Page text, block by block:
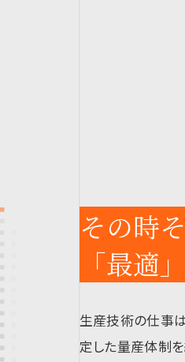
その時
「最適
生産技術の仕事
定した量産体制